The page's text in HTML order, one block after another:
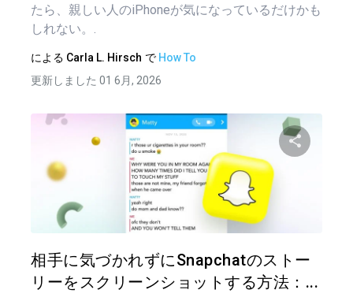
たら、親しい人のiPhoneが気になっているだけかも
しれない。.
による Carla L. Hirsch で How To
更新しました 01 6月, 2026
相手に気づかれずにSnapchatのストー
リーをスクリーンショットする方法：...